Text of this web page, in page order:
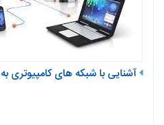
آشنایی با شبکه های کامپیوتری